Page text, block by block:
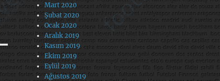
Mart 2020
Şubat 2020
Ocak 2020
Aralık 2019
Kasım 2019
Ekim 2019
Eylül 2019
Ağustos 2019